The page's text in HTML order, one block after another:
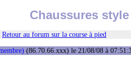
Chaussures
Retour au forum sur la course à pied
(86.70.66.xxx) le 21/08/08 à